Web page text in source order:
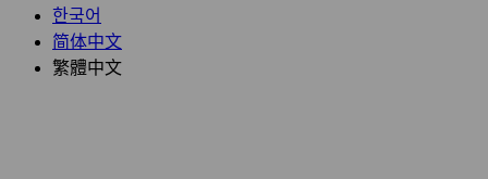
한국어
简体中文
繁體中文